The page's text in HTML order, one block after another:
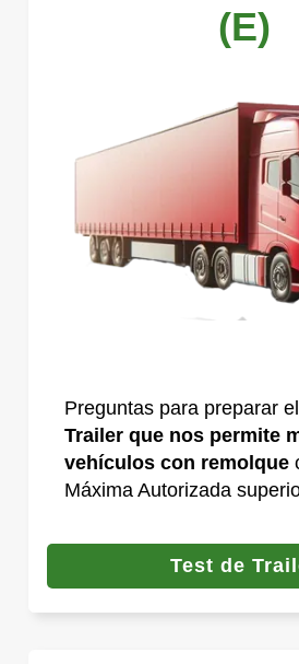
(E)
Preguntas para preparar el
Trailer que nos permite
vehículos con remolque
Máxima Autorizada
Test de